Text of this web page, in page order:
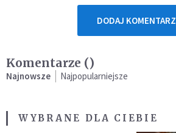
DODAJ KOMENTARZ
Komentarze ()
Najnowsze Najpopularniejsze
WYBRANE DLA CIEBIE